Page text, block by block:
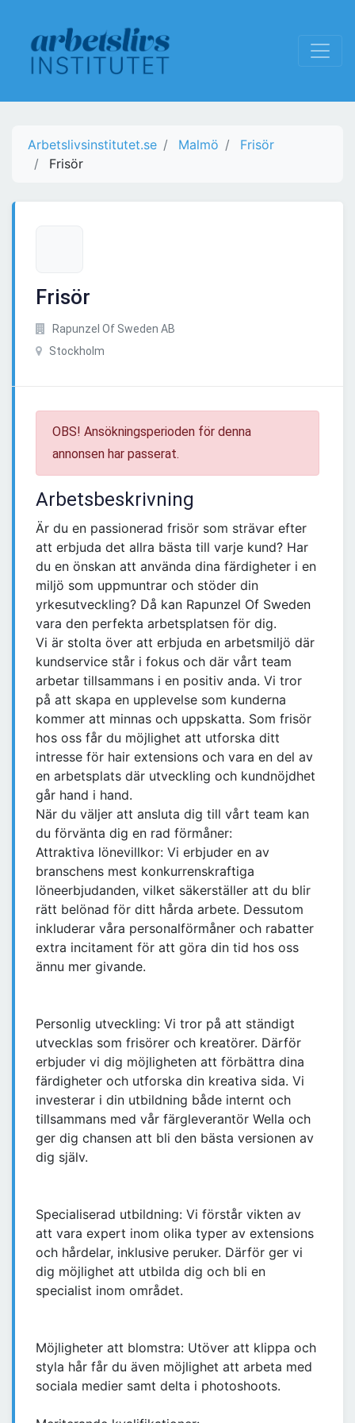
Arbetslivsinstitutet.se Malmö
Frisör
Frisör
Frisör
Rapunzel Of Sweden AB
Stockholm
OBS! Ansökningsperioden för denna
annonsen har passerat.
Arbetsbeskrivning
Är du en passionerad frisör som strävar efter
att erbjuda det allra bästa till varje kund? Har
du en önskan att använda dina färdigheter i en
miljö som uppmuntrar och stöder din
yrkesutveckling? Då kan Rapunzel Of Sweden
vara den perfekta arbetsplatsen för dig.
Vi är stolta över att erbjuda en arbetsmiljö där
kundservice står i fokus och där vårt team
arbetar tillsammans i en positiv anda. Vi tror
på att skapa en upplevelse som kunderna
kommer att minnas och uppskatta. Som frisör
hos oss får du möjlighet att utforska ditt
intresse för hair extensions och vara en del av
en arbetsplats där utveckling och kundnöjdhet
går hand i hand.
När du väljer att ansluta dig till vårt team kan
du förvänta dig en rad förmåner:
Attraktiva lönevillkor: Vi erbjuder en av
branschens mest konkurrenskraftiga
löneerbjudanden, vilket säkerställer att du blir
rätt belönad för ditt hårda arbete. Dessutom
inkluderar våra personalförmåner och rabatter
extra incitament för att göra din tid hos oss
ännu mer givande.
Personlig utveckling: Vi tror på att ständigt
utvecklas som frisörer och kreatörer. Därför
erbjuder vi dig möjligheten att förbättra dina
färdigheter och utforska din kreativa sida. Vi
investerar i din utbildning både internt och
tillsammans med vår färgleverantör Wella och
ger dig chansen att bli den bästa versionen av
dig själv.
Specialiserad utbildning: Vi förstår vikten av
att vara expert inom olika typer av extensions
och hårdelar, inklusive peruker. Därför ger vi
dig möjlighet att utbilda dig och bli en
specialist inom området.
Möjligheter att blomstra: Utöver att klippa och
styla hår får du även möjlighet att arbeta med
sociala medier samt delta i photoshoots.